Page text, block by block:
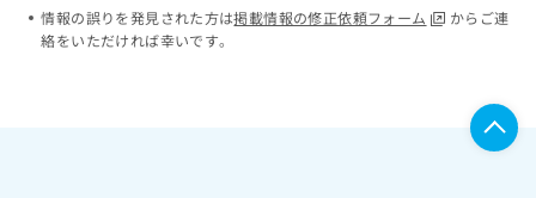
情報の誤りを発見された方は掲載情報の修正依頼フォーム
からご連
絡をいただければ幸いです。